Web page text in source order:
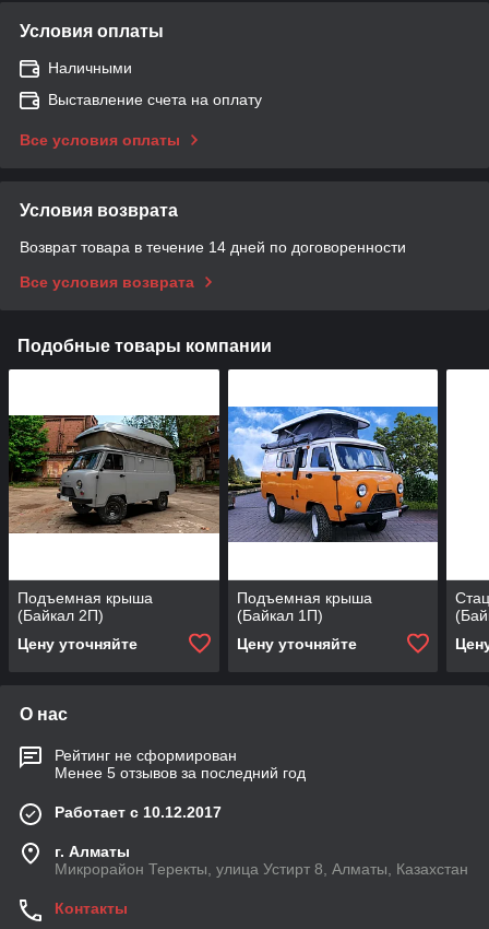
Условия оплаты
Наличными
Выставление счета на оплату
Все условия оплаты
Условия возврата
Возврат товара в течение 14 дней по договоренности
Все условия возврата
Подобные товары компании
Подъемная крыша
(Байкал 2П)
Цену уточняйте
Подъемная крыша
(Байкал 1П)
Цену уточняйте
О нас
Рейтинг не сформирован
Менее 5 отзывов за последний год
Работает с 10.12.2017
г. Алматы
Микрорайон Теректы, улица Устирт 8, Алматы, Казахстан
Контакты